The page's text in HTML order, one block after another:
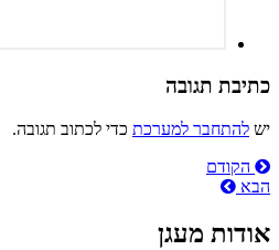
כתיבת תגובה
יש להתחבר למערכת כדי לכתוב תגובה.
ניווטהקודם
הבא
אודות מעגן